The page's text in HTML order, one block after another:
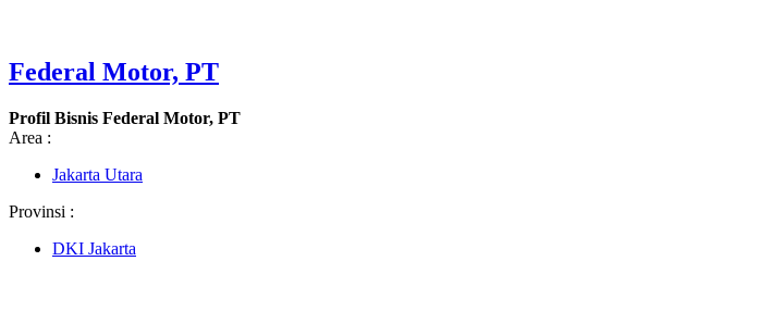
Federal Motor, PT
Profil Bisnis Federal Motor, PT
Area :
Jakarta Utara
Provinsi :
DKI Jakarta